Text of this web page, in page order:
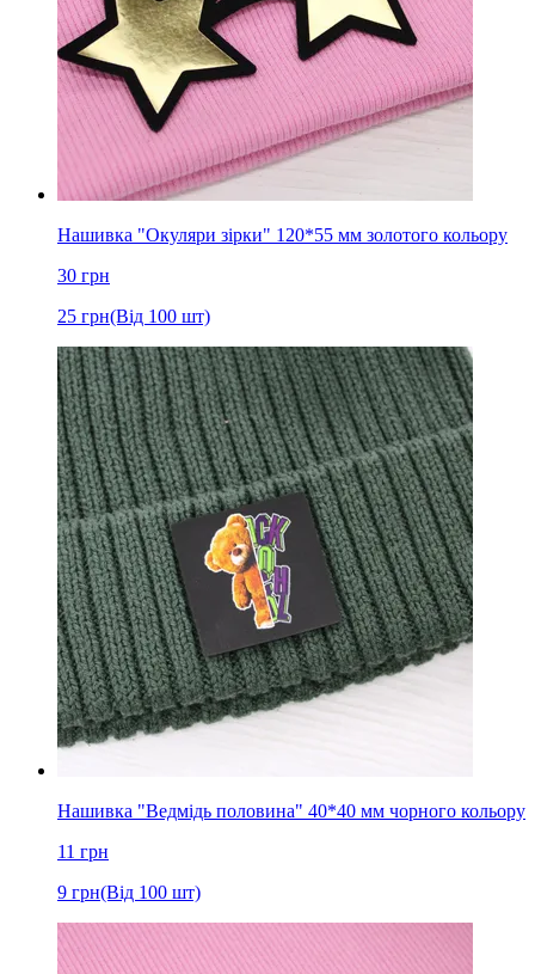
Нашивка "Окуляри зірки" 120*55 мм золотого кольору
30 грн
25 грн(Від 100 шт)
Нашивка "Ведмідь половина" 40*40 мм чорного кольору
11 грн
9 грн(Від 100 шт)